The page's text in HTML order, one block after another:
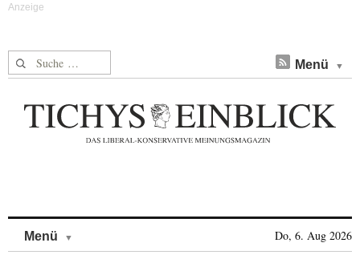
Suche nach: Menü
Menü Do, 6. Aug 2026